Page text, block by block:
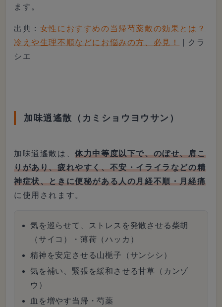
ます。
出典： 女性におすすめの当帰芍薬散の効果とは？
冷えや生理不順などにお悩みの方、必見！
| クラ
シエ
加味逍遙散（カミショウヨウサン）
加味逍遙散は、体力中等度以下で、のぼせ、肩こ
りがあり、疲れやすく、不安・イライラなどの精
神症状、ときに便秘がある人の月経不順・月経痛
に使用されます。
気を巡らせて、ストレスを発散させる柴胡
（サイコ）・薄荷（ハッカ）
精神を安定させる山梔子（サンシシ）
気を補い、緊張を緩和させる甘草（カンゾ
ウ）
血を増やす当帰・芍薬